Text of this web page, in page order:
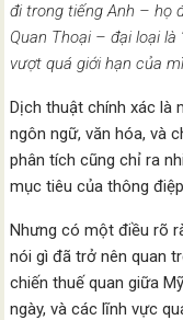
đi trong tiếng Anh – họ
Quan Thoại – đại loại là
vượt quá giới hạn của
Dịch thuật chính xác là
ngôn ngữ, văn hóa, và
phân tích cũng chỉ ra
mục tiêu của thông
Nhưng có một điều rõ
nói gì đã trở nên quan
chiến thuế quan giữa
ngày, và các lĩnh vực